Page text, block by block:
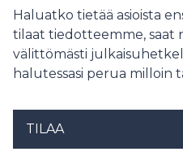
Haluatko tietää asioista
tilaat tiedotteemme, saat
välittömästi
halutessasi perua milloin
TILAA